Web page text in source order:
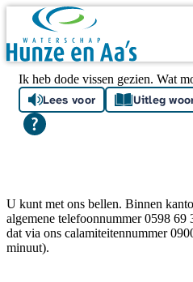
Skip navigation
Ik heb dode vissen gezien. Wat
Lees voor Uitleg
U kunt met ons bellen. Binnen
algemene telefoonnummer 0598
dat via ons calamiteitennummer
minuut).